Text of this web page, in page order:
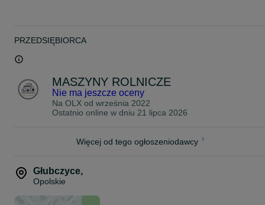
PRZEDSIĘBIORCA
MASZYNY ROLNICZE
Nie ma jeszcze oceny
Na OLX od września 2022
Ostatnio online w dniu 21 lipca 2026
Więcej od tego ogłoszeniodawcy
Głubczyce,
Opolskie